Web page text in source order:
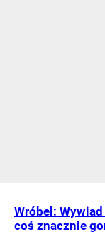
Wróbel: Wywiad
coś znacznie